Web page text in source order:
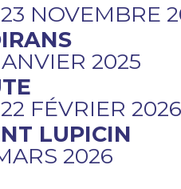
NOVEMBRE
2025
FÉVRIER 2026
LUPICIN
2026